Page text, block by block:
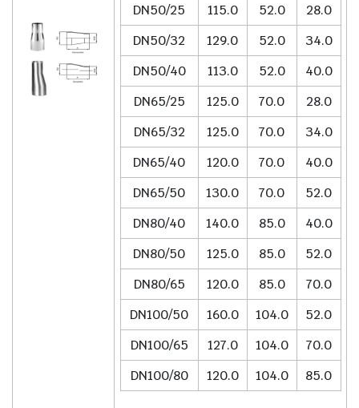
DN50/25
115.0 52.0
28.0
DN50/32
129.0 52.0
34.0
DN50/40
113.0 52.0
40.0
DN65/25
125.0 70.0
28.0
DN65/32
125.0 70.0
34.0
DN65/40
120.0 70.0
40.0
DN65/50
130.0 70.0
52.0
DN80/40
140.0 85.0
40.0
DN80/50
125.0 85.0
52.0
DN80/65
120.0 85.0
70.0
DN100/50
160.0 104.0
52.0
DN100/65
127.0 104.0
70.0
DN100/80
120.0 104.0 85.0